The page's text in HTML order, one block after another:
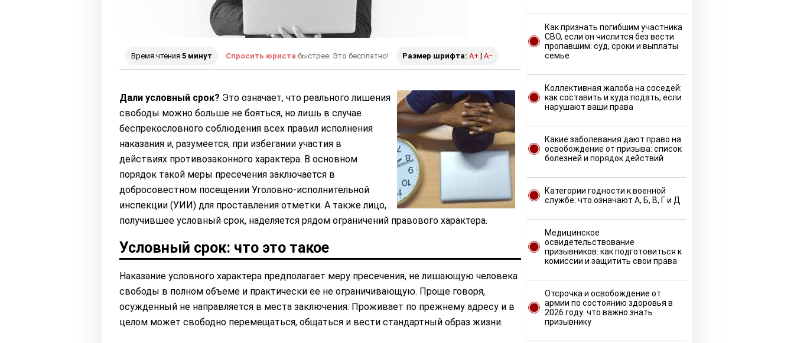
Время чтения 5 минут Спросить юриста быстрее. Это бесплатно! Размер шрифта: A+ | A−
Дали условный срок? Это означает, что реального лишения
свободы можно больше не бояться, но лишь в случае
беспрекословного соблюдения всех правил исполнения
наказания и, разумеется, при избегании участия в
действиях противозаконного характера. В основном
порядок такой меры пресечения заключается в
добросовестном посещении Уголовно-исполнительной
инспекции (УИИ) для проставления отметки. А также лицо,
получившее условный срок, наделяется рядом ограничений правового характера.
Условный срок: что это такое
Наказание условного характера предполагает меру пресечения, не лишающую человека
свободы в полном объеме и практически ее не ограничивающую. Проще говоря,
осужденный не направляется в места заключения. Проживает по прежнему адресу и в
целом может свободно перемещаться, общаться и вести стандартный образ жизни.
Как признать погибшим участника
СВО, если он числится без вести
пропавшим: суд, сроки и выплаты
семье
Коллективная жалоба на соседей:
как составить и куда подать, если
нарушают ваши права
Какие заболевания дают право на
освобождение от призыва: список
болезней и порядок действий
Категории годности к военной
службе: что означают А, Б, В, Г и Д
Медицинское
освидетельствование
призывников: как подготовиться к
комиссии и защитить свои права
Отсрочка и освобождение от
армии по состоянию здоровья в
2026 году: что важно знать
призывнику